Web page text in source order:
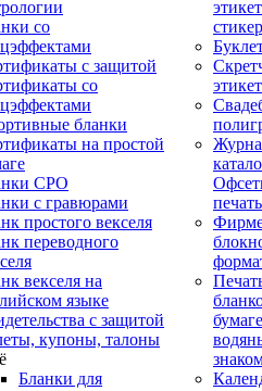
со
с защитой
со
бланки
на простой
СРО
с гравюрами
простого векселя
переводного
векселя на
языке
с защитой
купоны, талоны
Бланки для
печать